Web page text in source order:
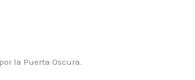
la Puerta Oscura.